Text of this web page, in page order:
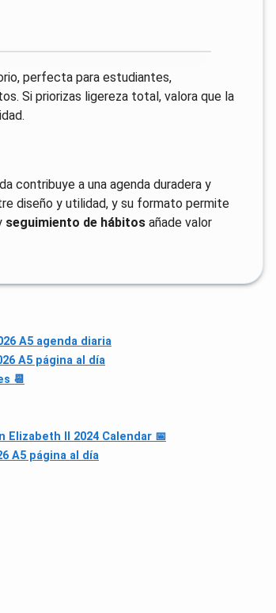
perfecta para estudiantes,
Si priorizas ligereza total, valora que la
contribuye a una agenda duradera y
diseño y utilidad, y su formato permite
seguimiento de hábitosañade valor
A5 agenda diaria
A5 página al día
📆
Elizabeth II 2024 Calendar 📅
A5 página al día